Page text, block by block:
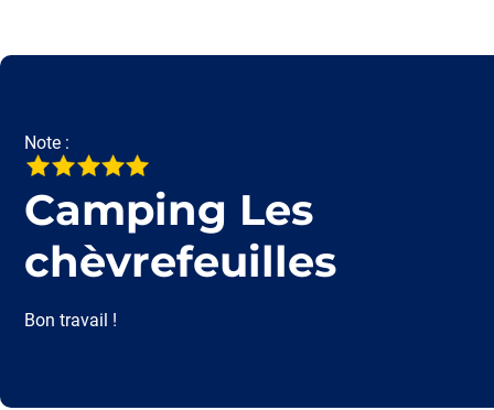
Note :
Camping Les
chèvrefeuilles
Bon travail !